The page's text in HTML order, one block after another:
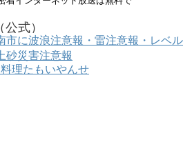
市に波浪注意報・雷注意報・レベル
砂災害注意報